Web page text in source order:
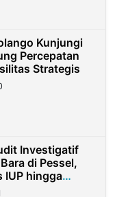
Kunjungi
Percepatan
Strategis
Investigatif
di Pessel,
IUP hingga